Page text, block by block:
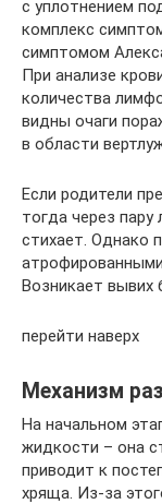
с уплотнением
комплекс
симптомом
При анализе
количества
видны очаги
в области
Если родители
тогда через
стихает. Однако
Возникает вывих
перейти наверх
Механизм
На начальном
жидкости – она
приводит к
хряща. Из-за